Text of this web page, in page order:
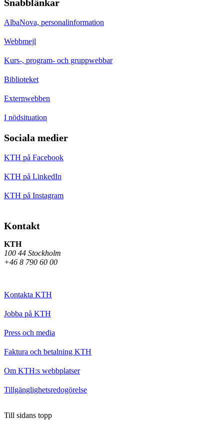
Snabblänkar
AlbaNova, personalinformation
Webbmejl
Kurs-, program- och gruppwebbar
Biblioteket
Externwebben
I nödsituation
Sociala medier
KTH på Facebook
KTH på LinkedIn
KTH på Instagram
Kontakt
KTH
100 44 Stockholm
+46 8 790 60 00
Kontakta KTH
Jobba på KTH
Press och media
Faktura och betalning KTH
Om KTH:s webbplatser
Tillgänglighetsredogörelse
Till sidans topp